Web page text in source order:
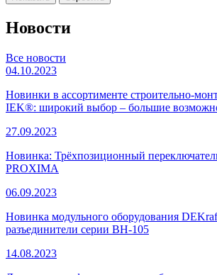
Новости
Все новости
04.10.2023
Новинки в ассортименте строительно-
IEK®: широкий выбор – большие
27.09.2023
Новинка: Трёхпозиционный
PROXIMA
06.09.2023
Новинка модульного оборудования
разъединители серии ВН-105
14.08.2023